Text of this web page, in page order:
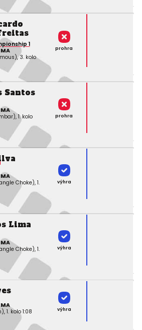
1
3. kolo
prohra
Santos
1. kolo
prohra
Choke), 1.
výhra
Lima
Choke), 1.
výhra
1. kolo 1:08
výhra